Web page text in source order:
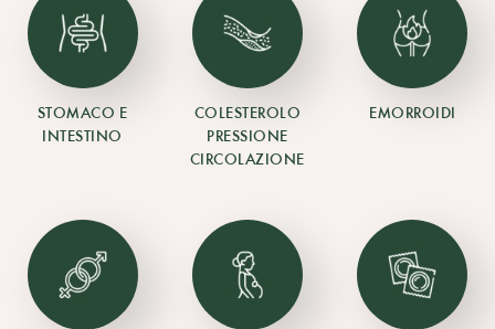
STOMACO E
INTESTINO
COLESTEROLO
PRESSIONE
CIRCOLAZIONE
EMORROIDI